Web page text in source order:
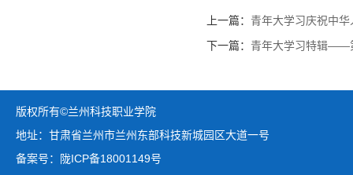
上一篇： 青年大学习庆祝中
下一篇： 青年大学习特辑——
版权所有©兰州科技职业学院
地址：甘肃省兰州市兰州东部科技新城园区大道一号
备案号：陇ICP备18001149号